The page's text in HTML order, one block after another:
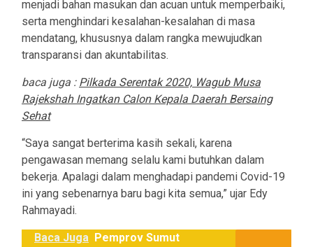
menjadi bahan masukan dan acuan untuk memperbaiki,
serta menghindari kesalahan-kesalahan di masa
mendatang, khususnya dalam rangka mewujudkan
transparansi dan akuntabilitas.
baca juga : Pilkada Serentak 2020, Wagub Musa
Rajekshah Ingatkan Calon Kepala Daerah Bersaing
Sehat
“Saya sangat berterima kasih sekali, karena
pengawasan memang selalu kami butuhkan dalam
bekerja. Apalagi dalam menghadapi pandemi Covid-19
ini yang sebenarnya baru bagi kita semua,” ujar Edy
Rahmayadi.
Baca Juga Pemprov Sumut